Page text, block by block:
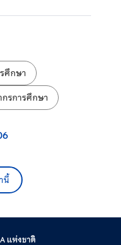
ศึกษา
รการศึกษา
นี้
แห่งชาติ